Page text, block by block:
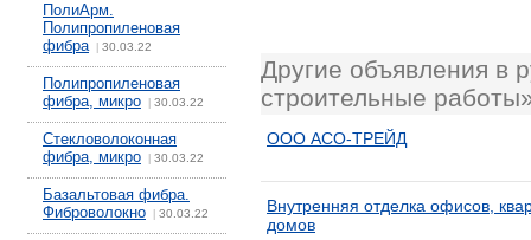
ПолиАрм.
Полипропиленовая
фибра| 30.03.22
Полипропиленовая
фибра, микро
30.03.22
Стекловолоконная
фибра, микро
30.03.22
Базальтовая фибра.
Фиброволокно
30.03.22
Другие объявления в
строительные
ООО АСО-ТРЕЙД
Внутренняя отделка офисов,
домов